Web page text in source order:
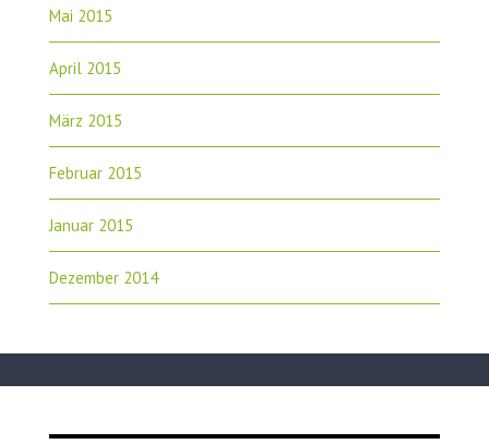
Mai 2015
April 2015
März 2015
Februar 2015
Januar 2015
Dezember 2014